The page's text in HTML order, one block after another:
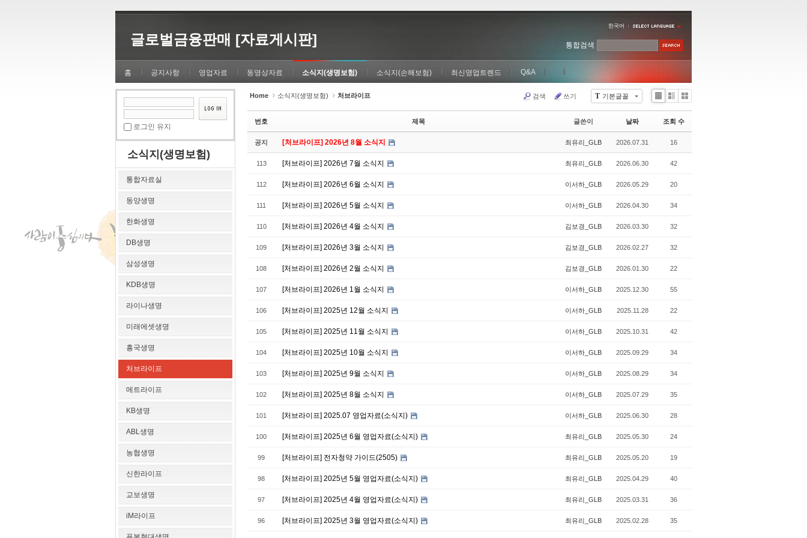
글로벌금융판매 [자료게시판]
한국어
홈 공지사항 영업자료 동영상자료 소식지(생명보험) 소식지(손해보험) 최신영업트렌드 Q&A
통합검색
로그인 유지
소식지(생명보험)
통합자료실
동양생명
한화생명
DB생명
삼성생명
KDB생명
라이나생명
미래에셋생명
흥국생명
처브라이프
메트라이프
KB생명
ABL생명
농협생명
신한라이프
교보생명
iM라이프
Home 소식지(생명보험) 처브라이프 T 기본글꼴
검색 쓰기
Li
Zi
e
G
le
번호 제목 글쓴이 날짜 조회 수
공지 [처브라이프] 2026년 8월 소식지 최유리_GLB 2026.07.31 16
113 [처브라이프] 2026년 7월 소식지 최유리_GLB 2026.06.30 42
112 [처브라이프] 2026년 6월 소식지 이서하_GLB 2026.05.29 20
111 [처브라이프] 2026년 5월 소식지 이서하_GLB 2026.04.30 34
110 [처브라이프] 2026년 4월 소식지 김보경_GLB 2026.03.30 32
109 [처브라이프] 2026년 3월 소식지 김보경_GLB 2026.02.27 32
108 [처브라이프] 2026년 2월 소식지 김보경_GLB 2026.01.30 22
107 [처브라이프] 2026년 1월 소식지 이서하_GLB 2025.12.30 55
106 [처브라이프] 2025년 12월 소식지 이서하_GLB 2025.11.28 22
105 [처브라이프] 2025년 11월 소식지 이서하_GLB 2025.10.31 42
104 [처브라이프] 2025년 10월 소식지 이서하_GLB 2025.09.29 34
103 [처브라이프] 2025년 9월 소식지 이서하_GLB 2025.08.29 34
102 [처브라이프] 2025년 8월 소식지 이서하_GLB 2025.07.29 35
101 [처브라이프] 2025.07 영업자료(소식지) 이서하_GLB 2025.06.30 28
100 [처브라이프] 2025년 6월 영업자료(소식지) 최유리_GLB 2025.05.30 24
99 [처브라이프] 전자청약 가이드(2505) 최유리_GLB 2025.05.20 19
98 [처브라이프] 2025년 5월 영업자료(소식지) 최유리_GLB 2025.04.29 40
97 [처브라이프] 2025년 4월 영업자료(소식지) 최유리_GLB 2025.03.31 36
96 [처브라이프] 2025년 3월 영업자료(소식지) 최유리_GLB 2025.02.28 35
Sketchbook5, 스케치북5
Sketchbook5, 스케치북5
Sketchbook5, 스케치북5
Sketchbook5, 스케치북5